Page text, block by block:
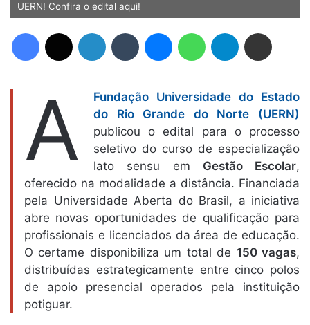
UERN! Confira o edital aqui!
A
Fundação Universidade do Estado
do Rio Grande do Norte (UERN)
publicou o edital para o processo
seletivo do curso de especialização
lato sensu em Gestão Escolar,
oferecido na modalidade a distância. Financiada
pela Universidade Aberta do Brasil, a iniciativa
abre novas oportunidades de qualificação para
profissionais e licenciados da área de educação.
O certame disponibiliza um total de 150 vagas,
distribuídas estrategicamente entre cinco polos
de apoio presencial operados pela instituição
potiguar.